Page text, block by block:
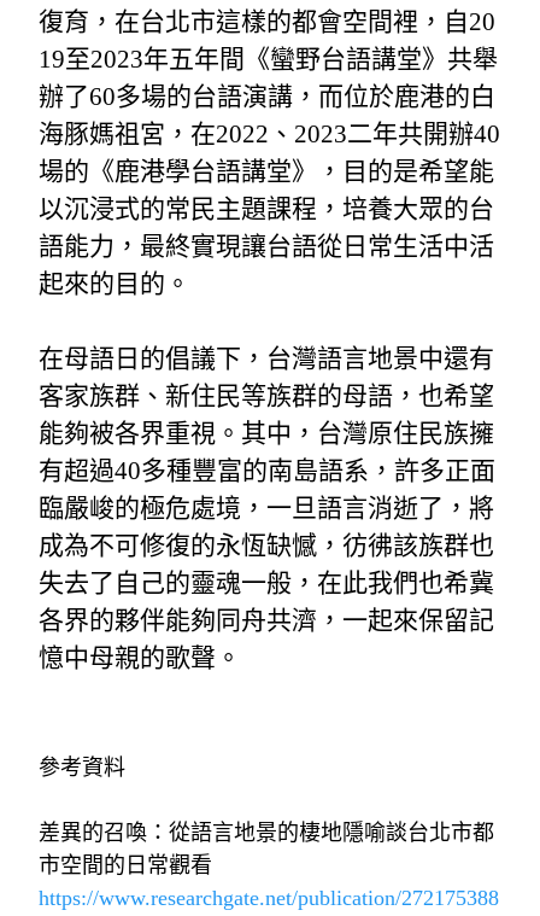
復育，在台北市這樣的都會空間裡，自20
19至2023年五年間《蠻野台語講堂》共舉
辦了60多場的台語演講，而位於鹿港的白
海豚媽祖宮，在2022、2023二年共開辦40
場的《鹿港學台語講堂》，目的是希望能
以沉浸式的常民主題課程，培養大眾的台
語能力，最終實現讓台語從日常生活中活
起來的目的。
在母語日的倡議下，台灣語言地景中還有
客家族群、新住民等族群的母語，也希望
能夠被各界重視。其中，台灣原住民族擁
有超過40多種豐富的南島語系，許多正面
臨嚴峻的極危處境，一旦語言消逝了，將
成為不可修復的永恆缺憾，彷彿該族群也
失去了自己的靈魂一般，在此我們也希冀
各界的夥伴能夠同舟共濟，一起來保留記
憶中母親的歌聲。
參考資料
差異的召喚：從語言地景的棲地隱喻談台北市都
市空間的日常觀看
https://www.researchgate.net/publication/272175388